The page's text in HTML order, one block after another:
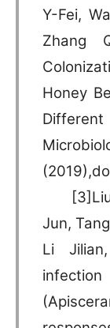
Y-Fei,
Zhang
Honey
Jun,
Li